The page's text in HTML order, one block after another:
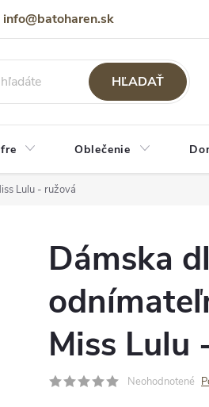
info@batoharen.sk
(GDPR) Podmienky použitia webu
HĽADAŤ
Oblečenie
Lulu - ružová
Dámska
Miss Lulu
Neohodnotené